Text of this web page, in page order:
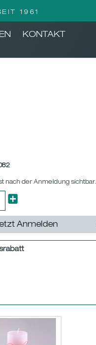
1961
KONTAKT
nach der Anmeldung sichtbar.
Anmelden